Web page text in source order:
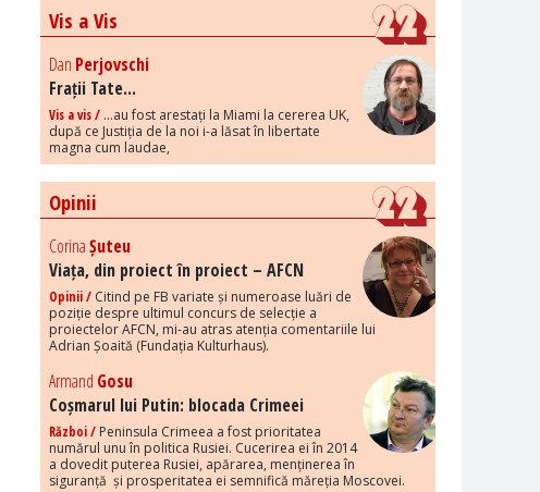
Vis a Vis
Dan Perjovschi
Frații Tate...
Vis a vis / ...au fost arestați la Miami la cererea UK,
după ce Justiția de la noi i-a lăsat în libertate
magna cum laudae,
Opinii
CorinaȘuteu
Viața, din proiect în proiect – AFCN
Opinii / Citind pe FB variate și numeroase luări de
poziție despre ultimul concurs de selecție a
proiectelor AFCN, mi-au atras atenția comentariile lui
Adrian Șoaită (Fundația Kulturhaus).
Armand Gosu
Coșmarul lui Putin: blocada Crimeei
Război / Peninsula Crimeea a fost prioritatea
numărul unu în politica Rusiei. Cucerirea ei în 2014
a dovedit puterea Rusiei, apărarea, menținerea în
siguranță și prosperitatea ei semnifică măreția Moscovei.